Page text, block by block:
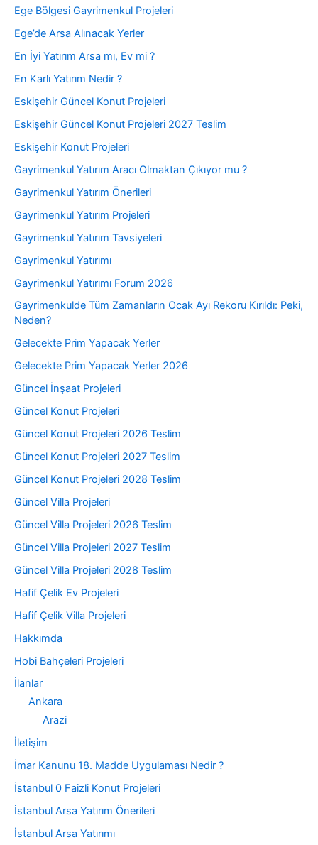
Ege Bölgesi Gayrimenkul Projeleri
Ege’de Arsa Alınacak Yerler
En İyi Yatırım Arsa mı, Ev mi ?
En Karlı Yatırım Nedir ?
Eskişehir Güncel Konut Projeleri
Eskişehir Güncel Konut Projeleri 2027 Teslim
Eskişehir Konut Projeleri
Gayrimenkul Yatırım Aracı Olmaktan Çıkıyor mu ?
Gayrimenkul Yatırım Önerileri
Gayrimenkul Yatırım Projeleri
Gayrimenkul Yatırım Tavsiyeleri
Gayrimenkul Yatırımı
Gayrimenkul Yatırımı Forum 2026
Gayrimenkulde Tüm Zamanların Ocak Ayı Rekoru Kırıldı: Peki,
Neden?
Gelecekte Prim Yapacak Yerler
Gelecekte Prim Yapacak Yerler 2026
Güncel İnşaat Projeleri
Güncel Konut Projeleri
Güncel Konut Projeleri 2026 Teslim
Güncel Konut Projeleri 2027 Teslim
Güncel Konut Projeleri 2028 Teslim
Güncel Villa Projeleri
Güncel Villa Projeleri 2026 Teslim
Güncel Villa Projeleri 2027 Teslim
Güncel Villa Projeleri 2028 Teslim
Hafif Çelik Ev Projeleri
Hafif Çelik Villa Projeleri
Hakkımda
Hobi Bahçeleri Projeleri
İlanlar
Ankara
Arazi
İletişim
İmar Kanunu 18. Madde Uygulaması Nedir ?
İstanbul 0 Faizli Konut Projeleri
İstanbul Arsa Yatırım Önerileri
İstanbul Arsa Yatırımı